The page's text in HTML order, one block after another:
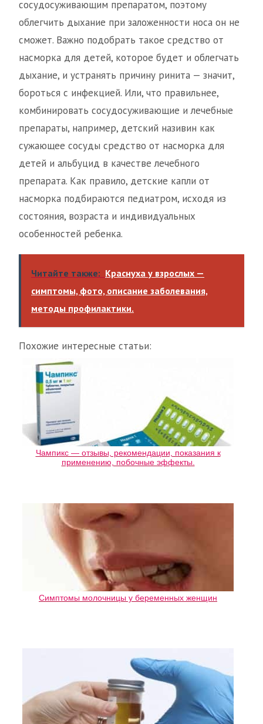
сосудосуживающим препаратом, поэтому
облегчить дыхание при заложенности носа он не
сможет. Важно подобрать такое средство от
насморка для детей, которое будет и облегчать
дыхание, и устранять причину ринита — значит,
бороться с инфекцией. Или, что правильнее,
комбинировать сосудосуживающие и лечебные
препараты, например, детский називин как
сужающее сосуды средство от насморка для
детей и альбуцид в качестве лечебного
препарата. Как правило, детские капли от
насморка подбираются педиатром, исходя из
состояния, возраста и индивидуальных
особенностей ребенка.
Читайте также: Краснуха у взрослых —
симптомы, фото, описание заболевания,
методы профилактики.
Похожие интересные статьи:
Чампикс — отзывы, рекомендации, показания к
применению, побочные эффекты.
Симптомы молочницы у беременных женщин